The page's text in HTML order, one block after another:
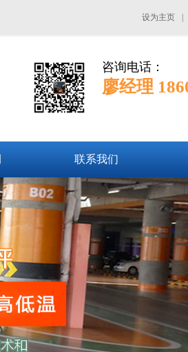
设为主页
咨询电话：
廖经理
联系我们